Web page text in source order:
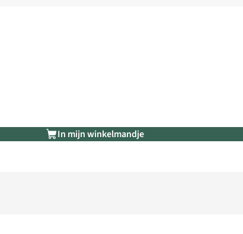
In mijn winkelmandje